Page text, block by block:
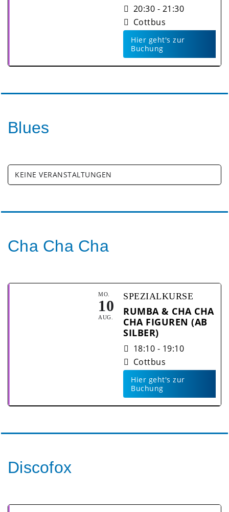
20:30 - 21:30
Cottbus
Hier geht's zur
Buchung
Blues
KEINE VERANSTALTUNGEN
Cha Cha Cha
MO.
10
AUG.
SPEZIALKURSE
RUMBA & CHA CHA
CHA FIGUREN (AB
SILBER)
18:10 - 19:10
Cottbus
Hier geht's zur
Buchung
Discofox